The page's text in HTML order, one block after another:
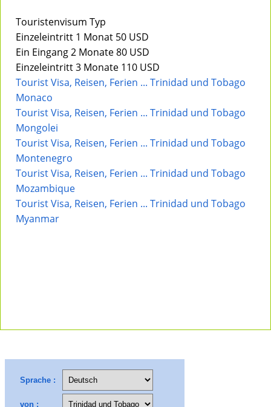
Touristenvisum Typ
Einzeleintritt 1 Monat 50 USD
Ein Eingang 2 Monate 80 USD
Einzeleintritt 3 Monate 110 USD
Tourist Visa, Reisen, Ferien ... Trinidad und Tobago
Monaco
Tourist Visa, Reisen, Ferien ... Trinidad und Tobago
Mongolei
Tourist Visa, Reisen, Ferien ... Trinidad und Tobago
Montenegro
Tourist Visa, Reisen, Ferien ... Trinidad und Tobago
Mozambique
Tourist Visa, Reisen, Ferien ... Trinidad und Tobago
Myanmar